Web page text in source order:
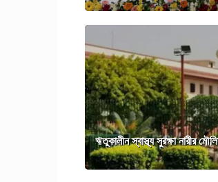
ঋতুকালীন স্বাস্থ্য সুরক্ষা নারীর